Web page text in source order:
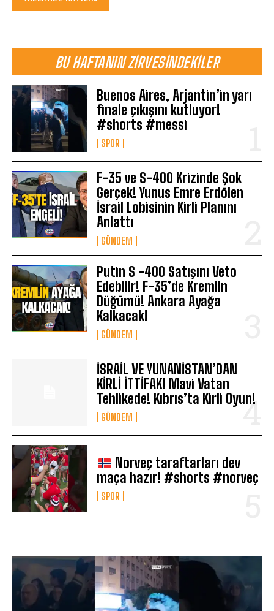
BU HAFTANIN ZIRVESINDEKILER
Buenos Aires, Arjantin’in yarı
finale çıkışını kutluyor!
#shorts #messi
SPOR
F-35 ve S-400 Krizinde Şok
Gerçek! Yunus Emre Erdölen
İsrail Lobisinin Kirli Planını
Anlattı
GÜNDEM
Putin S -400 Satışını Veto
Edebilir! F-35’de Kremlin
Düğümü! Ankara Ayağa
Kalkacak!
GÜNDEM
İSRAİL VE YUNANİSTAN’DAN
KİRLİ İTTİFAK! Mavi Vatan
Tehlikede! Kıbrıs’ta Kirli Oyun!
GÜNDEM
Norveç taraftarları dev
maça hazır! #shorts #norveç
SPOR